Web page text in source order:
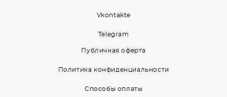
Vkontakte
Telegram
Публичная оферта
Политика конфиденциальности
Способы оплаты